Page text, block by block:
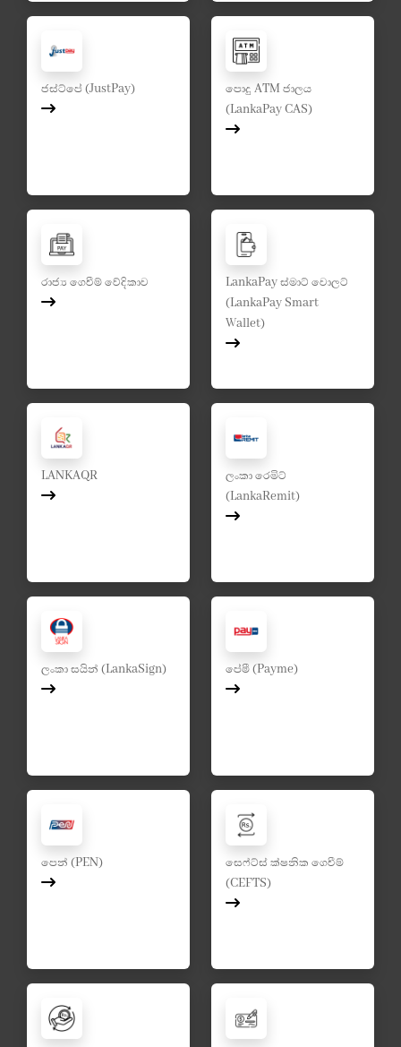
ජස්ට්පේ (JustPay)
පොදු ATM ජාලය
(LankaPay CAS)
රාජ්‍ය ගෙවීම් වේදිකාව
LankaPay ස්මාට් වොලට්
(LankaPay Smart
Wallet)
LANKAQR
ලංකා රෙමිට්
(LankaRemit)
ලංකා සයින් (LankaSign) පේමී (Payme)
පෙන් (PEN)
සෙෆ්ට්ස් ක්ෂනික ගෙවීම්
(CEFTS)